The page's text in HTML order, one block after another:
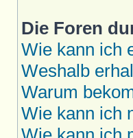
Die Foren
Wie kann ich
Weshalb
Warum
Wie kann ich